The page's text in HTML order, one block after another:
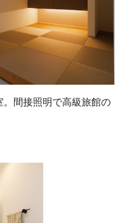
間接照明で高級旅館の